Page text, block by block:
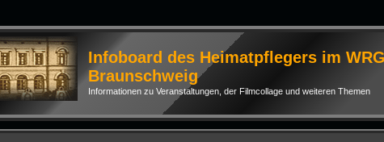
Infoboard des Heimatpflegers im WRG
Braunschweig
Informationen zu Veranstaltungen, der Filmcollage und weiteren Themen